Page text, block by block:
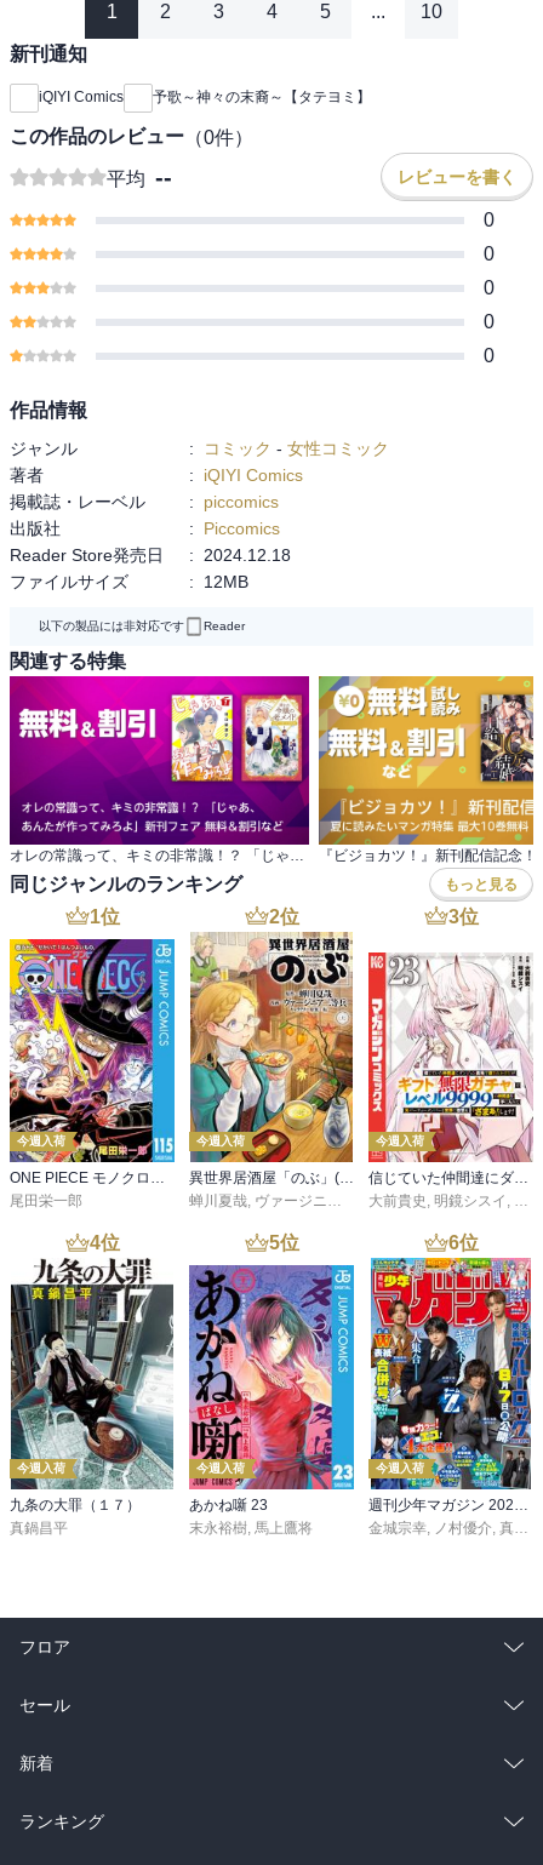
1 2 3 4 5 ... 10
新刊通知
iQIYI Comics 予歌～神々の末裔～【タテヨミ】
この作品のレビュー （0件）
平均 -- レビューを書く
0
0
0
0
0
作品情報
ジャンル : コミック - 女性コミック
著者
:
iQIYI Comics
掲載誌・レーベル
:
piccomics
出版社
:
Piccomics
Reader Store発売日
:
2024.12.18
ファイルサイズ
: 12MB
以下の製品には非対応です Reader
関連する特集
オレの常識って、キミの非常識！？ 「じゃあ、 あんたが作ってみろよ」新刊フェア 無料＆割引など
同じジャンルのランキング もっと見る
1位
今週入荷
ONE PIECE モノクロ版 115
尾田栄一郎
2位
今週入荷
異世界居酒屋「のぶ」(22)
蝉川夏哉, ヴァージニア二等兵 ,転
3位
今週入荷
信じていた仲間達にダンジョン奥地で殺されかけたがギフト『無限ガチャ』でレベル９９９９の仲間達を手に入れて元パーティーメンバーと世界に復讐＆『ざまぁ！』します！（２３）
大前貴史 , 明鏡シスイ , ｔ
4位
今週入荷
九条の大罪（１７）
真鍋昌平
5位
今週入荷
あかね噺 23
末永裕樹 馬上鷹将
6位
今週入荷
金城宗幸
ノ村優介 真島ヒロ
フロア
総合
ラノベ
雑誌・グラビア
セール
総合
ラノベ
新着
総合
ランキング